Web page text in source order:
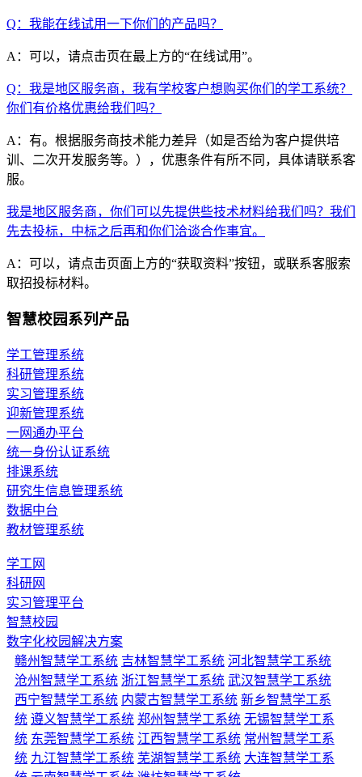
Q：我能在线试用一下你们的产品吗？
A：可以，请点击页在最上方的“在线试用”。
Q：我是地区服务商，我有学校客户想购买你们的学工系统？
你们有价格优惠给我们吗？
A：有。根据服务商技术能力差异（如是否给为客户提供培
训、二次开发服务等。），优惠条件有所不同，具体请联系客
服。
我是地区服务商，你们可以先提供些技术材料给我们吗？我们
先去投标，中标之后再和你们洽谈合作事宜。
A：可以，请点击页面上方的“获取资料”按钮，或联系客服索
取招投标材料。
智慧校园系列产品
学工管理系统
科研管理系统
实习管理系统
迎新管理系统
一网通办平台
统一身份认证系统
排课系统
研究生信息管理系统
数据中台
教材管理系统
学工网
科研网
实习管理平台
智慧校园
数字化校园解决方案
赣州智慧学工系统 吉林智慧学工系统 河北智慧学工系统
沧州智慧学工系统 浙江智慧学工系统 武汉智慧学工系统
西宁智慧学工系统 内蒙古智慧学工系统 新乡智慧学工系
统 遵义智慧学工系统 郑州智慧学工系统 无锡智慧学工系
统 东莞智慧学工系统 江西智慧学工系统 常州智慧学工系
统 九江智慧学工系统 芜湖智慧学工系统 大连智慧学工系